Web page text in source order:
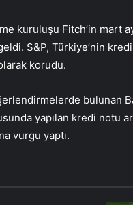
kuruluşu Fitch’in mart
S&P, Türkiye’nin
korudu.
bulunan
yapılan kredi notu
vurgu yaptı.